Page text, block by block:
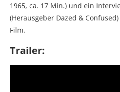
1965, ca. 17 Min.) und ein
(Herausgeber Dazed &
Film.
Trailer: